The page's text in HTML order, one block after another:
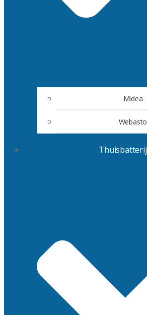
Midea
Webasto
Thuisbatterij